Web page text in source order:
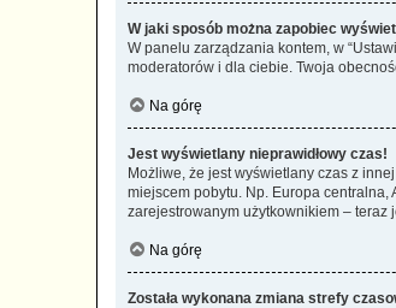
W jaki sposób można zapobiec
W panelu zarządzania kontem, w
moderatorów i dla ciebie. Twoja
Na górę
Jest wyświetlany nieprawidłowy czas!
Możliwe, że jest wyświetlany czas z
miejscem pobytu. Np. Europa
zarejestrowanym użytkownikiem – teraz
Na górę
Została wykonana zmiana strefy